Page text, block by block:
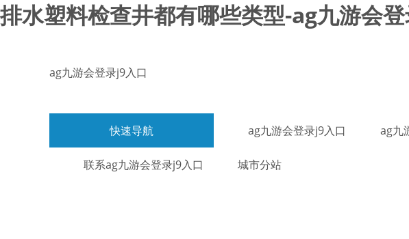
排水塑料检查井都有哪些类型-ag九游会
ag九游会登录j9入口
快速导航 ag九游会登录j9入口 ag九
联系ag九游会登录j9入口 城市分站